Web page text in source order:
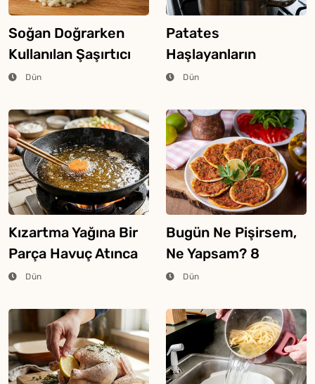
Soğan Doğrarken
Kullanılan Şaşırtıcı
Ekmek Tekniği
Dün
Patates
Haşlayanların
Bilmesi Gereken
Dün
Kızartma Yağına Bir
Parça Havuç Atınca
Ne Olur?
Dün
Bugün Ne Pişirsem,
Ne Yapsam? 8
Ağustos 2026
Dün